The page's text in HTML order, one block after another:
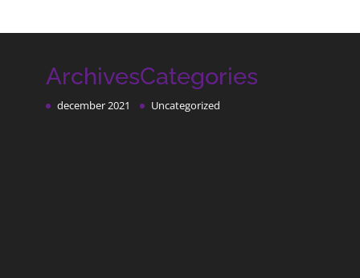
Archives
december 2021
Categories
Uncategorized